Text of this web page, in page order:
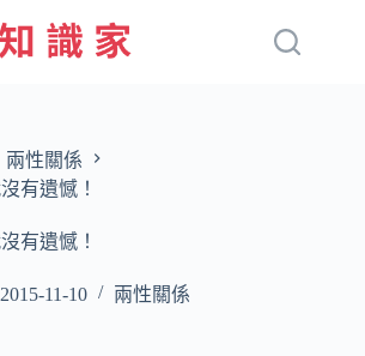
兩性關係
有遺憾！
有遺憾！
2015-11-10 兩性關係